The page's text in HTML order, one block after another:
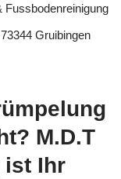
Fussbodenreinigung
Gruibingen
M.D.T
ist Ihr